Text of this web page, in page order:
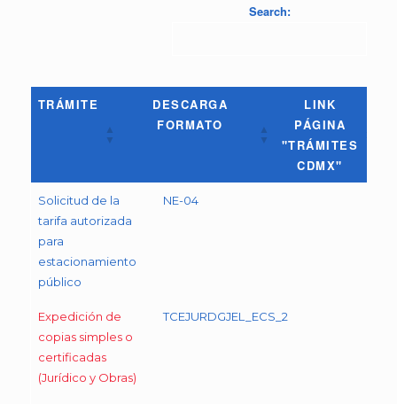
Search:
TRÁMITE
DESCARGA
FORMATO
LINK
PÁGINA
"TRÁMITES
CDMX"
TRÁMITE
DESCARGA
Solicitud de la
tarifa autorizada
para
estacionamiento
público
NE-04
Expedición de
copias simples o
certificadas
(Jurídico y Obras)
TCEJURDGJEL_ECS_2